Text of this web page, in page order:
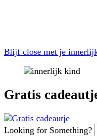
Blijf close met je
Gratis
Looking for Something?